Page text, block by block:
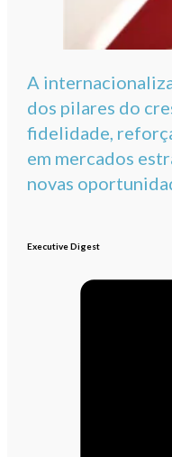
A
dos pilares do
fidelidade,
em mercados
novas
Executive Digest